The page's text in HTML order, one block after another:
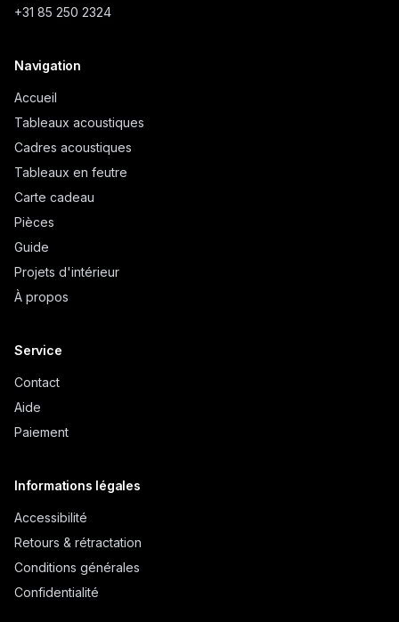
+31 85 250 2324
Navigation
Accueil
Tableaux acoustiques
Cadres acoustiques
Tableaux en feutre
Carte cadeau
Pièces
Guide
Projets d'intérieur
À propos
Service
Contact
Aide
Paiement
Informations légales
Accessibilité
Retours & rétractation
Conditions générales
Confidentialité